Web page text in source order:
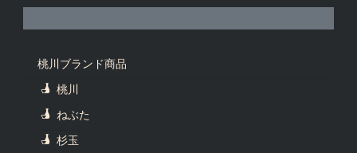
桃川ブランド商品
桃川
ねぶた
杉玉